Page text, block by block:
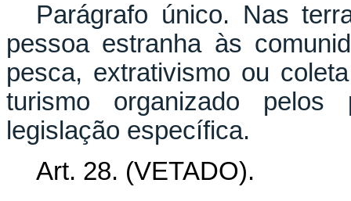
Parágrafo único. Nas
pessoa estranha às
pesca, extrativismo ou
turismo organizado pelos
legislação específica.
Art. 28. (VETADO).